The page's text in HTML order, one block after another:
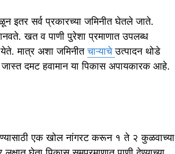
इतर सर्व प्रकारच्या जमिनीत घेतले जाते.
खत व पाणी पुरेशा प्रमाणात उपलब्ध
येते. मात्र अशा जमिनीतचाऱ्याचेउत्पादन थोडे
दमट हवामान या पिकास अपायकारक आहे.
एक खोल नांगरट करून १ ते २ कुळवाच्या